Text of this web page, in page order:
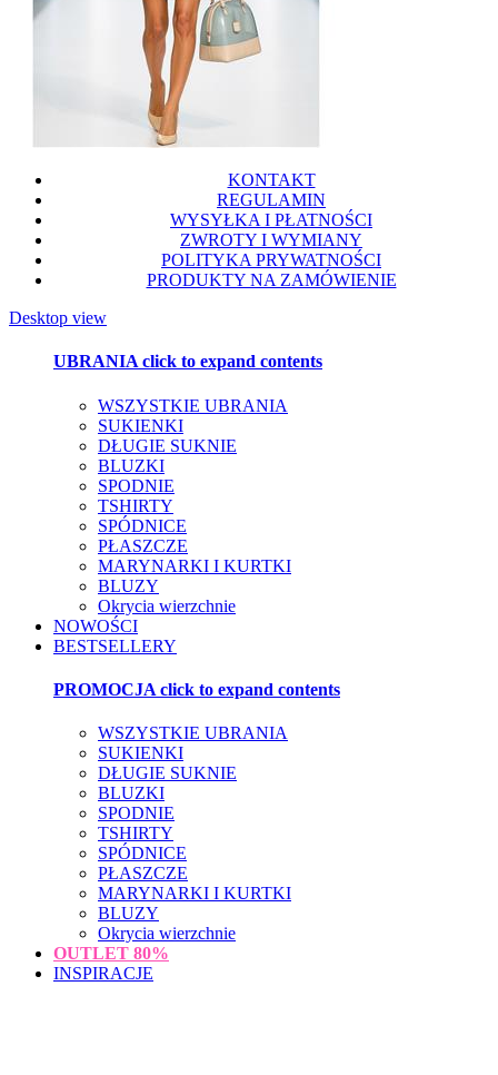
KONTAKT
REGULAMIN
WYSYŁKA I PŁATNOŚCI
ZWROTY I WYMIANY
POLITYKA PRYWATNOŚCI
PRODUKTY NA ZAMÓWIENIE
Desktop view
UBRANIAclick to expand contents
WSZYSTKIE UBRANIA
SUKIENKI
DŁUGIE SUKNIE
BLUZKI
SPODNIE
TSHIRTY
SPÓDNICE
PŁASZCZE
MARYNARKI I KURTKI
BLUZY
Okrycia wierzchnie
NOWOŚCI
BESTSELLERY
PROMOCJA click to expand contents
WSZYSTKIE UBRANIA
SUKIENKI
DŁUGIE SUKNIE
BLUZKI
SPODNIE
TSHIRTY
SPÓDNICE
PŁASZCZE
MARYNARKI I KURTKI
BLUZY
Okrycia wierzchnie
OUTLET 80%
INSPIRACJE